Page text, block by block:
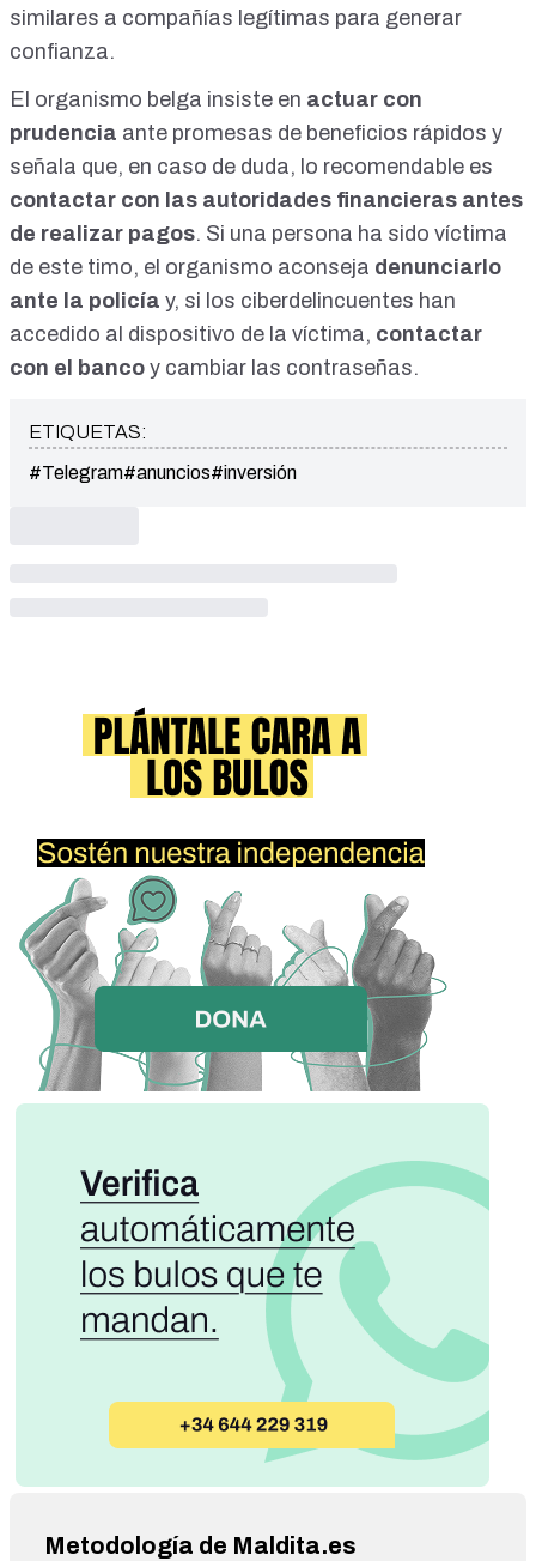
similares a compañías legítimas para generar
confianza.
El organismo belga insiste en actuar con
prudencia ante promesas de beneficios rápidos y
señala que, en caso de duda, lo recomendable es
contactar con las autoridades financieras antes
de realizar pagos. Si una persona ha sido víctima
de este timo, el organismo aconseja denunciarlo
ante la policía y, si los ciberdelincuentes han
accedido al dispositivo de la víctima, contactar
con el banco y cambiar las contraseñas.
ETIQUETAS:
#Telegram#anuncios#inversión
Metodología de Maldita.es